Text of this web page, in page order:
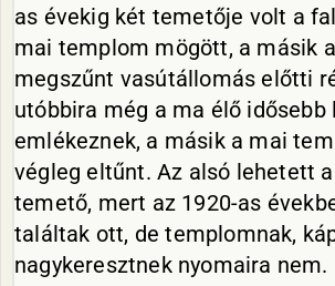
as évekig két temetője volt a
mai templom mögött, a másik
megszűnt vasútállomás előtti
utóbbira még a ma élő idősebb
emlékeznek, a másik a mai
végleg eltűnt. Az alsó lehetett
temető, mert az 1920-as
találtak ott, de templomnak,
nagykeresztnek nyomaira nem.